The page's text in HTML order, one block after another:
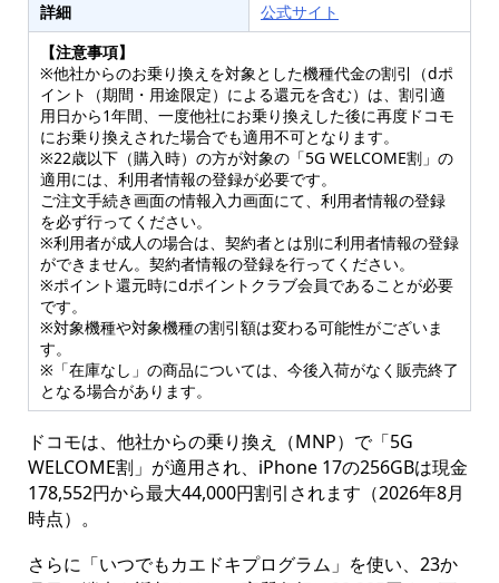
詳細
公式サイト
【注意事項】
※他社からのお乗り換えを対象とした機種代金の割引（dポ
イント（期間・用途限定）による還元を含む）は、割引適
用日から1年間、一度他社にお乗り換えした後に再度ドコモ
にお乗り換えされた場合でも適用不可となります。
※22歳以下（購入時）の方が対象の「5G WELCOME割」の
適用には、利用者情報の登録が必要です。
ご注文手続き画面の情報入力画面にて、利用者情報の登録
を必ず行ってください。
※利用者が成人の場合は、契約者とは別に利用者情報の登録
ができません。契約者情報の登録を行ってください。
※ポイント還元時にdポイントクラブ会員であることが必要
です。
※対象機種や対象機種の割引額は変わる可能性がございま
す。
※「在庫なし」の商品については、今後入荷がなく販売終了
となる場合があります。
ドコモは、他社からの乗り換え（MNP）で「5G
WELCOME割」が適用され、iPhone 17の256GBは現金
178,552円から最大44,000円割引されます（2026年8月
時点）。
さらに「いつでもカエドキプログラム」を使い、23か